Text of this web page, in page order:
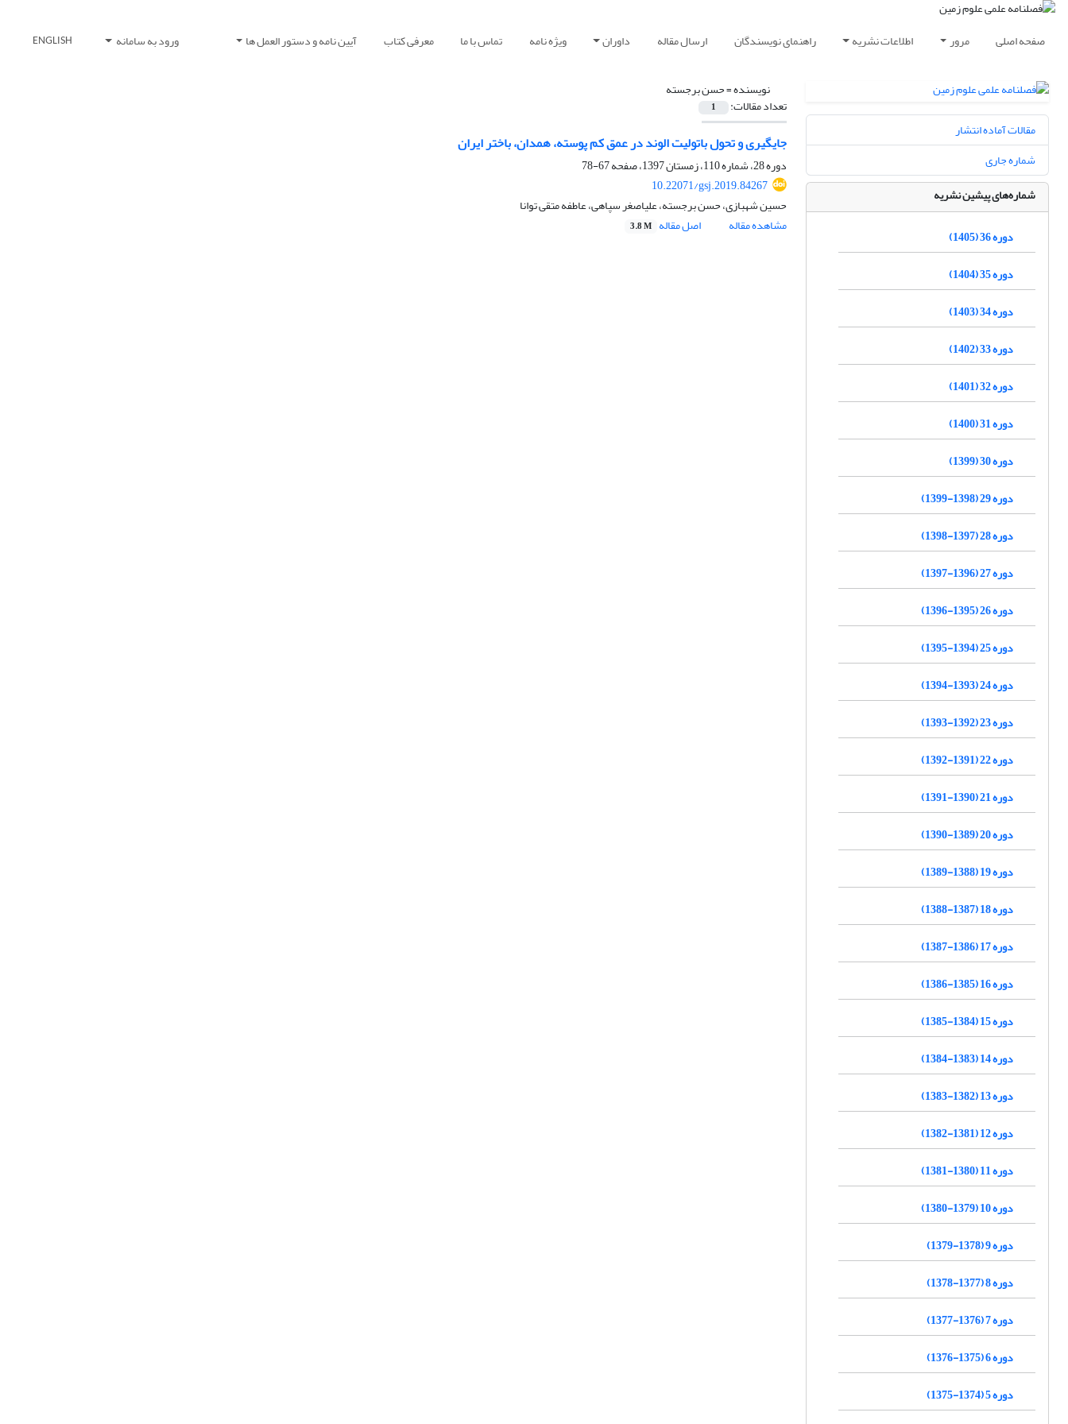
صفحه اصلی مرور اطلاعات نشریه راهنمای نویسندگان ارسال مقاله داوران ویژه نامه تماس با ما معرفی کتاب آیین نامه و دستور العمل ها ورود به سامانه ENGLISH
نویسنده =حسن برجسته
تعداد مقالات: 1
جایگیری و تحول باتولیت الوند در عمق کم پوسته، همدان، باختر ایران
دوره 28، شماره 110، زمستان 1397، صفحه
67-78
10.22071/gsj.2019.84267
حسین شهبازی، حسن برجسته، علی‎اصغر سپاهی، عاطفه متقی توانا
مشاهده مقاله
اصل مقاله 3.8 M
مقالات آماده انتشار
شماره جاری
شماره‌های پیشین نشریه
دوره 36 (1405)
دوره 35 (1404)
دوره 34 (1403)
دوره 33 (1402)
دوره 32 (1401)
دوره 31 (1400)
دوره 30 (1399)
دوره 29 (1398-1399)
دوره 28 (1397-1398)
دوره 27 (1396-1397)
دوره 26 (1395-1396)
دوره 25 (1394-1395)
دوره 24 (1393-1394)
دوره 23 (1392-1393)
دوره 22 (1391-1392)
دوره 21 (1390-1391)
دوره 20 (1389-1390)
دوره 19 (1388-1389)
دوره 18 (1387-1388)
دوره 17 (1386-1387)
دوره 16 (1385-1386)
دوره 15 (1384-1385)
دوره 14 (1383-1384)
دوره 13 (1382-1383)
دوره 12 (1381-1382)
دوره 11 (1380-1381)
دوره 10 (1379-1380)
دوره 9 (1378-1379)
دوره 8 (1377-1378)
دوره 7 (1376-1377)
دوره 6 (1375-1376)
دوره 5 (1374-1375)